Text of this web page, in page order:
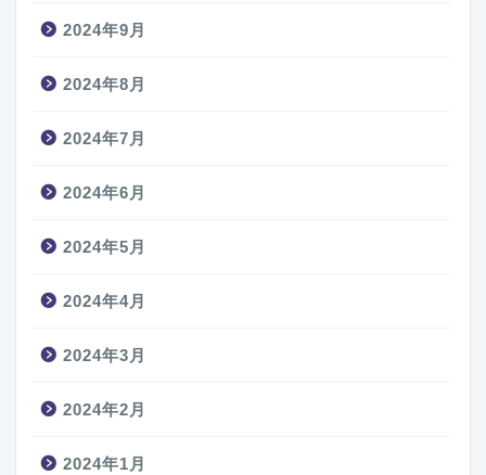
2024年9月
2024年8月
2024年7月
2024年6月
2024年5月
2024年4月
2024年3月
2024年2月
2024年1月